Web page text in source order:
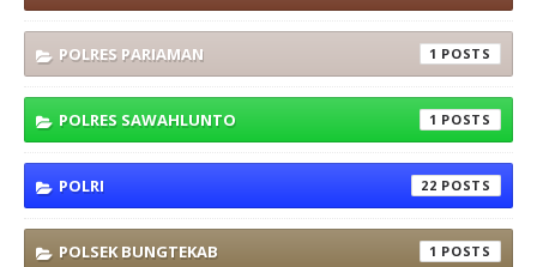
POLRES PARIAMAN 1
POLRES SAWAHLUNTO 1
POLRI 22
POLSEK BUNGTEKAB 1